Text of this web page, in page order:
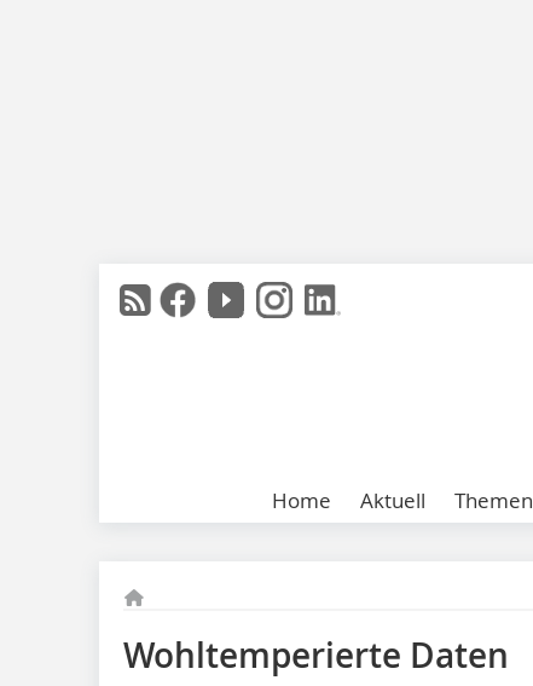
Home Aktuell Themen
Wohltemperierte Daten